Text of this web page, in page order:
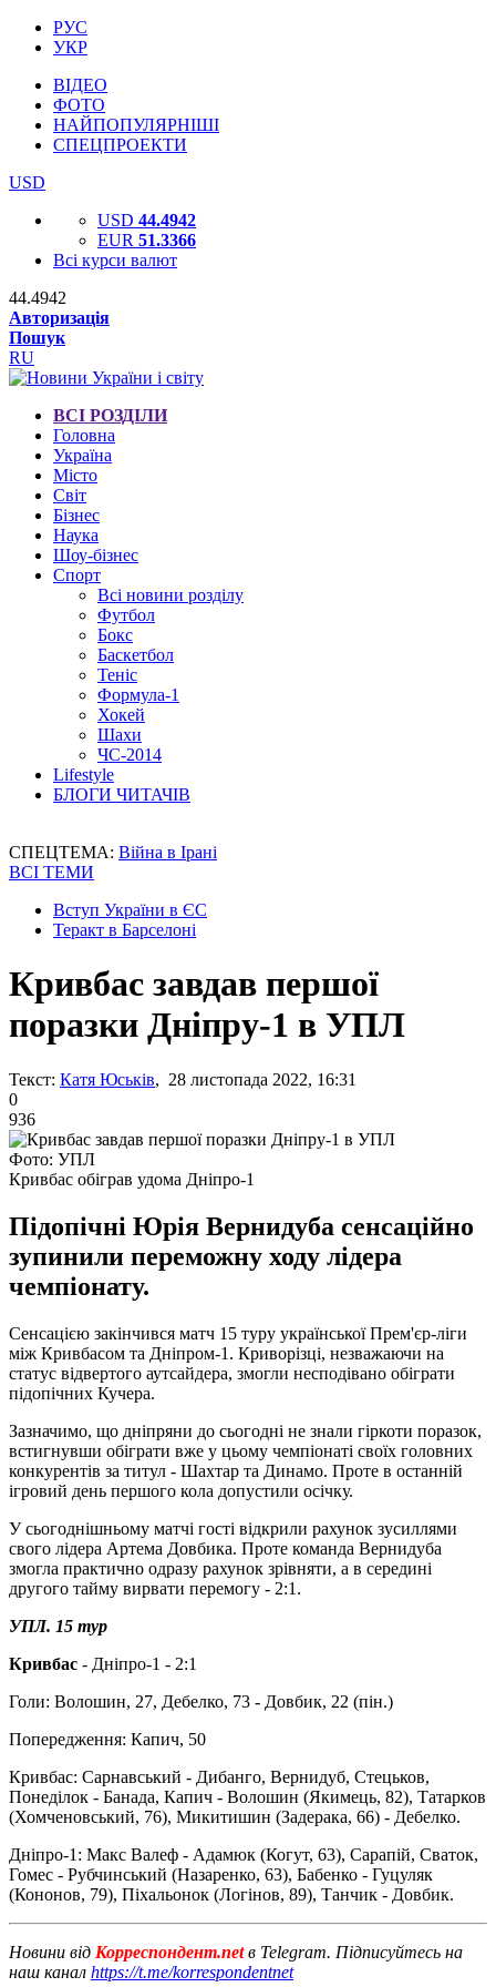
РУС
УКР
ВІДЕО
ФОТО
НАЙПОПУЛЯРНІШІ
СПЕЦПРОЕКТИ
USD
USD 44.4942
EUR 51.3366
Всі курси валют
44.4942
Авторизація
Пошук
RU
ВСІ РОЗДІЛИ
Головна
Україна
Місто
Світ
Бізнес
Наука
Шоу-бізнес
Спорт
Всі новини розділу
Футбол
Бокс
Баскетбол
Теніс
Формула-1
Хокей
Шахи
ЧС-2014
Lifestyle
БЛОГИ ЧИТАЧІВ
СПЕЦТЕМА: Війна в Ірані
ВСІ ТЕМИ
Вступ України в ЄС
Теракт в Барселоні
Кривбас завдав першої
поразки Дніпру-1 в УПЛ
Текст: Катя Юськів, 28 листопада 2022, 16:31
0
936
Фото: УПЛ
Кривбас обіграв удома Дніпро-1
Підопічні Юрія Вернидуба сенсаційно
зупинили переможну ходу лідера
чемпіонату.
Сенсацією закінчився матч 15 туру української Прем'єр-ліги
між Кривбасом та Дніпром-1. Криворізці, незважаючи на
статус відвертого аутсайдера, змогли несподівано обіграти
підопічних Кучера.
Зазначимо, що дніпряни до сьогодні не знали гіркоти поразок,
встигнувши обіграти вже у цьому чемпіонаті своїх головних
конкурентів за титул - Шахтар та Динамо. Проте в останній
ігровий день першого кола допустили осічку.
У сьогоднішньому матчі гості відкрили рахунок зусиллями
свого лідера Артема Довбика. Проте команда Вернидуба
змогла практично одразу рахунок зрівняти, а в середині
другого тайму вирвати перемогу - 2:1.
УПЛ. 15 тур
Кривбас - Дніпро-1 - 2:1
Голи: Волошин, 27, Дебелко, 73 - Довбик, 22 (пін.)
Попередження: Капич, 50
Кривбас: Сарнавський - Дибанго, Вернидуб, Стецьков,
Понеділок - Банада, Капич - Волошин (Якимець, 82), Татарков
(Хомченовський, 76), Микитишин (Задерака, 66) - Дебелко.
Дніпро-1: Макс Валеф - Адамюк (Когут, 63), Сарапій, Сваток,
Гомес - Рубчинський (Назаренко, 63), Бабенко - Гуцуляк
(Кононов, 79), Піхальонок (Логінов, 89), Танчик - Довбик.
Новини від Корреспондент.netв Telegram. Підписуйтесь на
наш канал https://t.me/korrespondentnet